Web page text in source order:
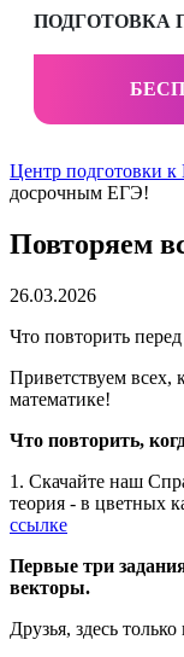
ПОДГОТОВКА
Центр подготовки
досрочным ЕГЭ!
Повторяем
26.03.2026
Что повторить
Приветствуем
математике!
Что повторить,
1. Скачайте наш
теория - в цветных
ссылке
Первые три
векторы.
Друзья, здесь